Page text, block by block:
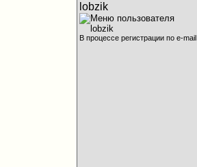
lobzik
В процессе регистрации по e-mail